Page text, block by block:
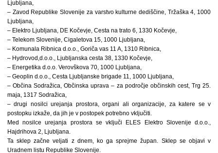
Ljubljana,
– Zavod Republike Slovenije za varstvo kulturne dediščine, Tržaška 4, 1000
Ljubljana,
– Elektro Ljubljana, DE Kočevje, Cesta na trato 6, 1330 Kočevje,
– Telekom Slovenije, Cigaletova 15, 1000 Ljubljana,
– Komunala Ribnica d.o.o., Goriča vas 11 A, 1310 Ribnica,
– Hydrovod,d.o.o., Ljubljanska cesta 38, 1330 Kočevje,
– Energetika d.o.o. Verovškova 70, 1000 Ljubljana,
– Geoplin d.o.o., Cesta Ljubljanske brigade 11, 1000 Ljubljana,
– Občina Sodražica, Občinska uprava – za področje občinskih cest, Trg 25.
maja, 1317 Sodražica,
– drugi nosilci urejanja prostora, organi ali organizacije, za katere se v
postopku izkaže, da jih je v postopek potrebno vključiti.
Med nosilce urejanja prostora se vključi ELES Elektro Slovenije d.o.o.,
Hajdrihova 2, Ljubljana.
Ta sklep začne veljati z dnem, ko ga sprejme župan. Sklep se objavi v
Uradnem listu Republike Slovenije.